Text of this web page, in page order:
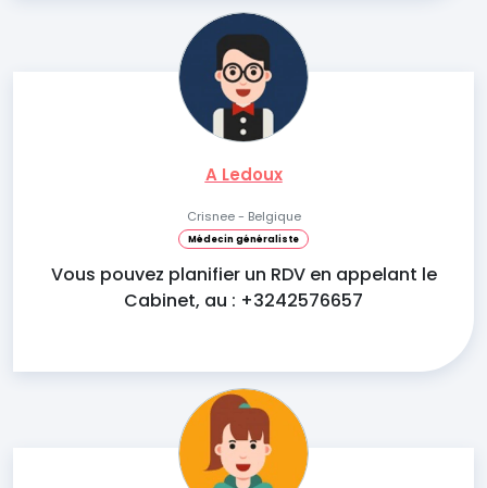
A Ledoux
Crisnee - Belgique
Médecin généraliste
Vous pouvez planifier un RDV en appelant le
Cabinet, au : +3242576657